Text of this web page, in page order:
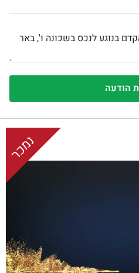
נמכר